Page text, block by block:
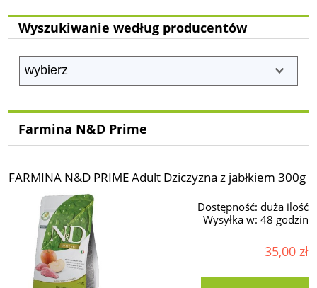
Wyszukiwanie według producentów
Farmina N&D Prime
FARMINA N&D PRIME Adult Dziczyzna z jabłkiem 300g
Dostępność: duża ilość
Wysyłka w: 48 godzin
35,00 zł